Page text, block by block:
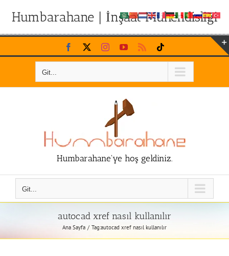
Humbarahane | İnşaat Mühendisliği
Skip
to
Facebook InstagramYouTubeRss
Git...
Humbarahane'ye hoş geldiniz.
Git...
autocad xref nasıl kullanılır
Ana Sayfa Tag:autocad xref nasıl kullanılır